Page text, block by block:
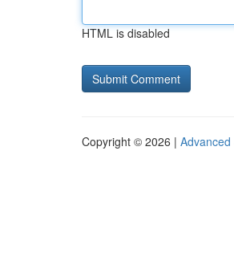
HTML is disabled
Copyright © 2026 | Advanced